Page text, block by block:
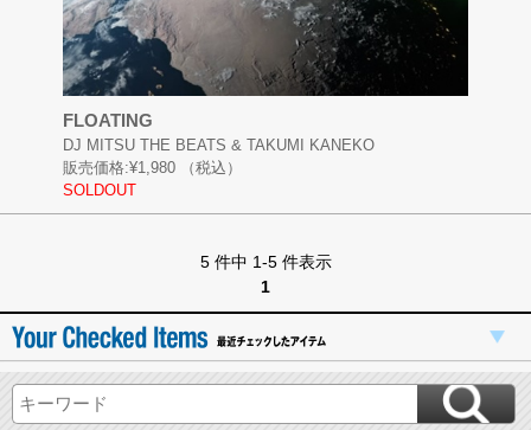
FLOATING
DJ MITSU THE BEATS & TAKUMI KANEKO
販売価格:¥1,980
（税込）
SOLDOUT
5 件中 1-5 件表示
1